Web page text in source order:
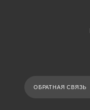
ОБРАТНАЯ СВЯЗЬ